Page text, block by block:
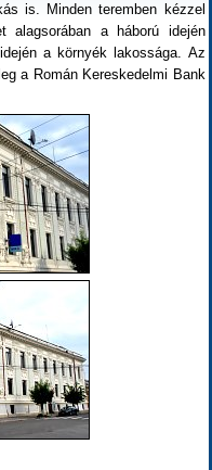
is. Minden teremben kézzel
alagsorában a háború idején
a környék lakossága. Az
a Román Kereskedelmi Bank